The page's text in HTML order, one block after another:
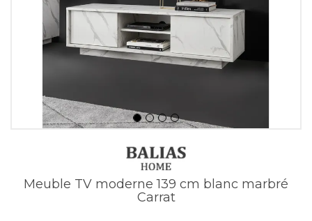
Meuble TV moderne 139 cm blanc marbré
Carrat